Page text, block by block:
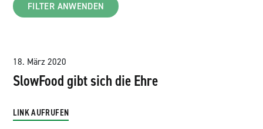
18. März 2020
SlowFood gibt sich die Ehre
LINK AUFRUFEN